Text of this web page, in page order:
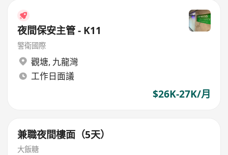
夜間保安主管 - K11
警衛國際
觀塘, 九龍灣
工作日面議
$26K-27K/月
兼職夜間樓面（5天）
大飯糖